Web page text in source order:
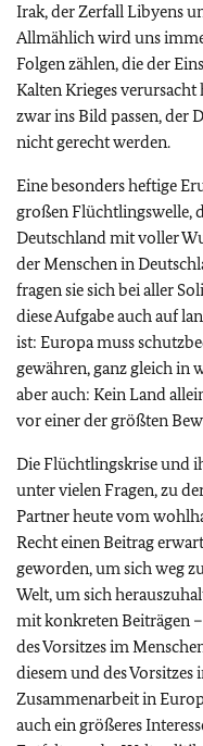
Irak, der Zerfall Libyens
Allmählich wird uns
Folgen zählen, die der
Kalten Krieges
zwar ins Bild passen, der
nicht gerecht werden.
Eine besonders heftige
großen Flüchtlingswelle,
Deutschland mit voller
der Menschen in
fragen sie sich bei aller
diese Aufgabe auch auf
ist: Europa muss
gewähren, ganz gleich in
aber auch: Kein Land
vor einer der größten
Die Flüchtlingskrise und
unter vielen Fragen, zu
Partner heute vom
Recht einen Beitrag
geworden, um sich weg
Welt, um sich
mit konkreten Beiträgen
des Vorsitzes im
diesem und des
Zusammenarbeit in
auch ein größeres